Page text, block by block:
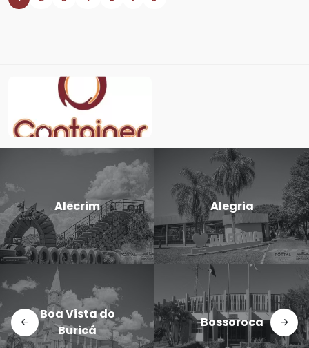
Candido
Godói
Cerro Largo
Dezesseis de
Novembro
Doutor
Maurício
Cardoso